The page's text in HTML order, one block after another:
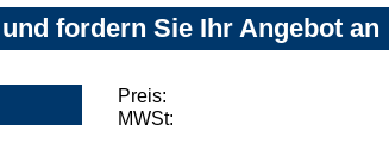
fordern Sie Ihr Angebot an
Preis:
MWSt: